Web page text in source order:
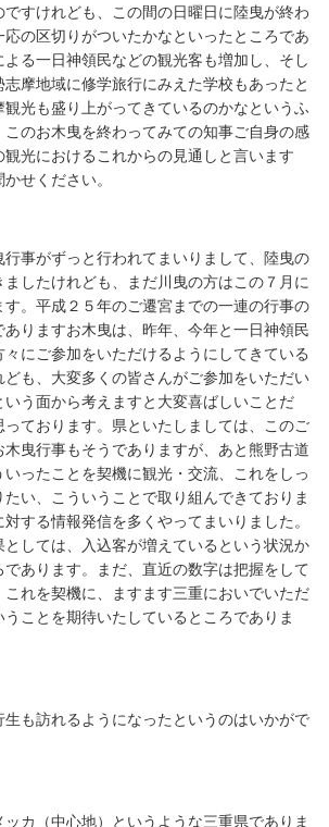
すけれども、この間の日曜日に陸曳が終わ
応の区切りがついたかなといったところであ
よる一日神領民などの観光客も増加し、そし
摩地域に修学旅行にみえた学校もあったと
光も盛り上がってきているのかなというふ
このお木曳を終わってみての知事ご自身の感
光におけるこれからの見通しと言います
せください。
事がずっと行われてまいりまして、陸曳の
したけれども、まだ川曳の方はこの７月に
。平成２５年のご遷宮までの一連の行事の
りますお木曳は、昨年、今年と一日神領民
々にご参加をいただけるようにしてきている
ども、大変多くの皆さんがご参加をいただい
う面から考えますと大変喜ばしいことだ
っております。県といたしましては、このご
曳行事もそうでありますが、あと熊野古道
ったことを契機に観光・交流、これをしっ
い、こういうことで取り組んできておりま
する情報発信を多くやってまいりました。
しては、入込客が増えているという状況か
であります。まだ、直近の数字は把握をして
れを契機に、ますます三重においでいただ
うことを期待いたしているところでありま
も訪れるようになったというのはいかがで
カ（中心地）というような三重県でありま